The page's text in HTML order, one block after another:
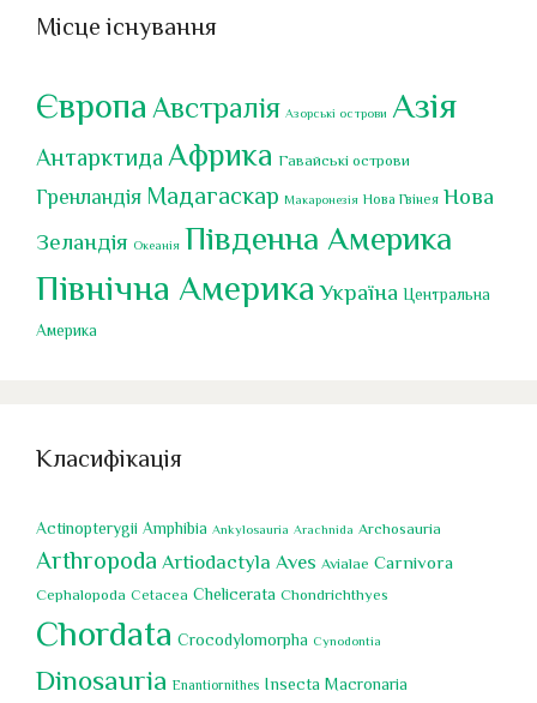
Місце існування
Європа Австралія Азорські острови Азія
Антарктида Африка Гавайські острови
Гренландія Мадагаскар Макаронезія Нова Гвінея Нова
Зеландія Океанія Південна Америка
Північна Америка Україна Центральна
Америка
Класифікація
Actinopterygii Amphibia Ankylosauria Arachnida Archosauria
Arthropoda Artiodactyla Aves Avialae Carnivora
Cephalopoda Cetacea Chelicerata Chondrichthyes
Chordata Crocodylomorpha Cynodontia
Dinosauria Enantiornithes Insecta Macronaria